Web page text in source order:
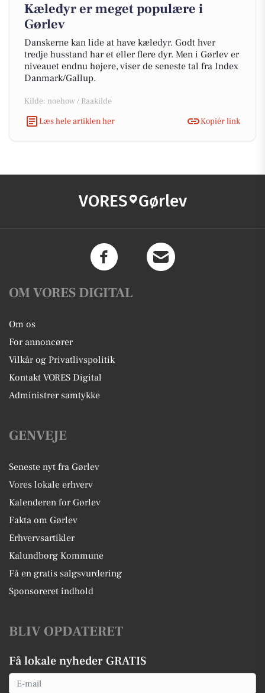
Kæledyr er meget populære i
Gørlev
Danskerne kan lide at have kæledyr. Godt hver
tredje husstand har et eller flere dyr. Men i Gørlev er
niveauet endnu højere, viser de seneste tal fra Index
Danmark/Gallup.
Kilde: noehow / Raakilde
Læs hele artiklen her
Kopiér link
VORES Gørlev
OM VORES DIGITAL
Om os
For annoncører
Vilkår og Privatlivspolitik
Kontakt VORES Digital
Administrer samtykke
GENVEJE
Seneste nyt fra Gørlev
Vores lokale erhverv
Kalenderen for Gørlev
Fakta om Gørlev
Erhvervsartikler
Kalundborg Kommune
Få en gratis salgsvurdering
Sponsoreret indhold
BLIV OPDATERET
Få lokale nyheder GRATIS
Email